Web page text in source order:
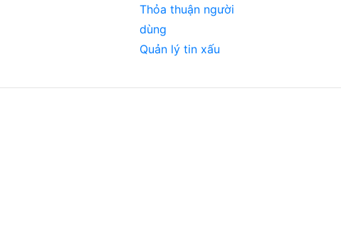
Thỏa thuận người
dùng
Quản lý tin xấu